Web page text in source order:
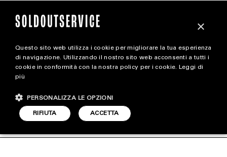
magazine
STYLE
FOOTWEAR
#LUISAVIAROMA
×
Questo sito web utilizza i cookie per migliorare la tua esperienza
di navigazione. Utilizzando il nostro sito web acconsenti a tutti i
cookie in conformità con la nostra policy per i cookie. Leggi di
più
ACCETTA
RIFIUTA
PERSONALIZZA LE OPZIONI